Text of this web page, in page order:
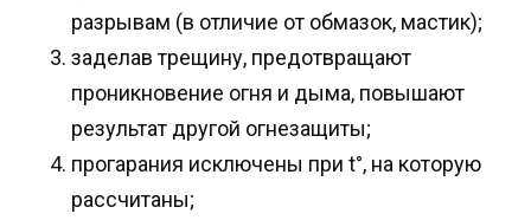
разрывам (в отличие от обмазок, мастик);
заделав трещину, предотвращают
проникновение огня и дыма, повышают
результат другой огнезащиты;
прогарания исключены при t°, на которую
рассчитаны;